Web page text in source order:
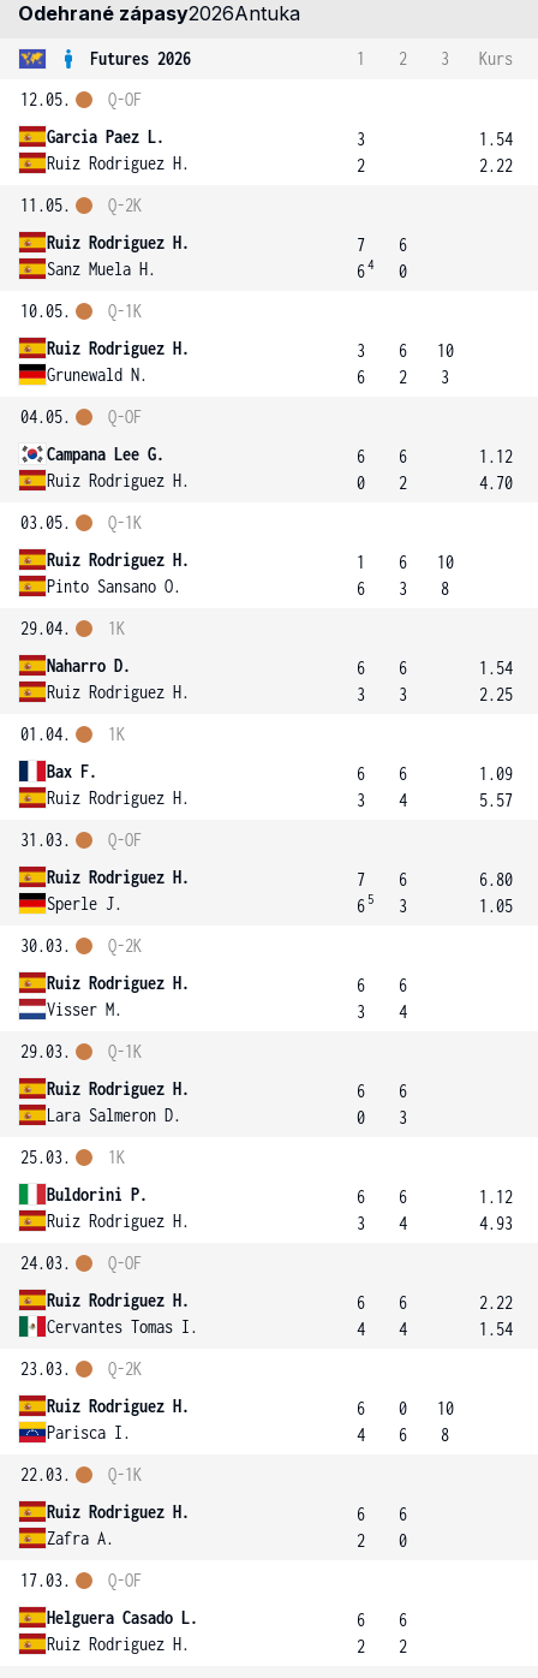
Odehrané zápasy2026Antuka
Futures 2026 1 2 3
Kurs
12.05.
Garcia Paez L.
Ruiz Rodriguez H.
Q-OF
3
2
1.54
2.22
11.05.
Ruiz Rodriguez H.
Sanz Muela H.
Q-2K
7
64
6
0
10.05.
Ruiz Rodriguez H.
Grunewald N.
Q-1K
3
6
6
2
10
3
04.05.
Campana Lee G.
Ruiz Rodriguez H.
Q-OF
6
0
6
2
1.12
4.70
03.05.
Ruiz Rodriguez H.
Pinto Sansano O.
Q-1K
1
6
6
3
10
8
29.04.
Naharro D.
Ruiz Rodriguez H.
1K
6
3
6
3
1.54
2.25
01.04.
Bax F.
Ruiz Rodriguez H.
1K
6
3
6
4
1.09
5.57
31.03.
Ruiz Rodriguez H.
Sperle J.
Q-OF
7
6 5
6
3
6.80
1.05
30.03.
Ruiz Rodriguez H.
Visser M.
Q-2K
6
3
6
4
29.03.
Ruiz Rodriguez H.
Lara Salmeron D.
Q-1K
6
0
6
3
25.03.
Buldorini P.
Ruiz Rodriguez H.
1K
6
3
6
4
1.12
4.93
24.03.
Ruiz Rodriguez H.
Cervantes Tomas I.
Q-OF
6
4
6
4
2.22
1.54
23.03.
Ruiz Rodriguez H.
Parisca I.
Q-2K
6
4
0
6
10
8
22.03.
Ruiz Rodriguez H.
Zafra A.
Q-1K
6
2
6
0
17.03.
Helguera Casado L.
Ruiz Rodriguez H.
Q-OF
6
2
6
2